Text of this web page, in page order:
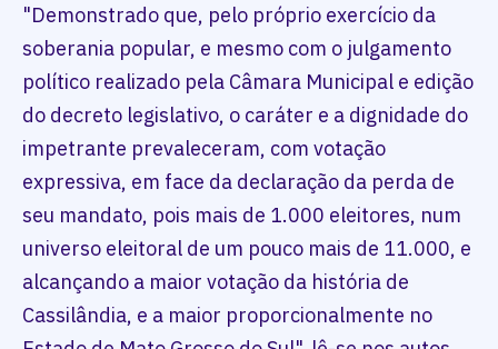
"Demonstrado que, pelo próprio exercício da
soberania popular, e mesmo com o julgamento
político realizado pela Câmara Municipal e edição
do decreto legislativo, o caráter e a dignidade do
impetrante prevaleceram, com votação
expressiva, em face da declaração da perda de
seu mandato, pois mais de 1.000 eleitores, num
universo eleitoral de um pouco mais de 11.000, e
alcançando a maior votação da história de
Cassilândia, e a maior proporcionalmente no